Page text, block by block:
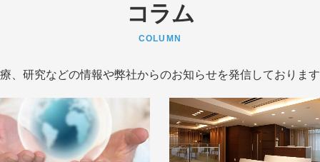
コラム
COLUMN
、研究などの情報や弊社からのお知らせを発信しておりま